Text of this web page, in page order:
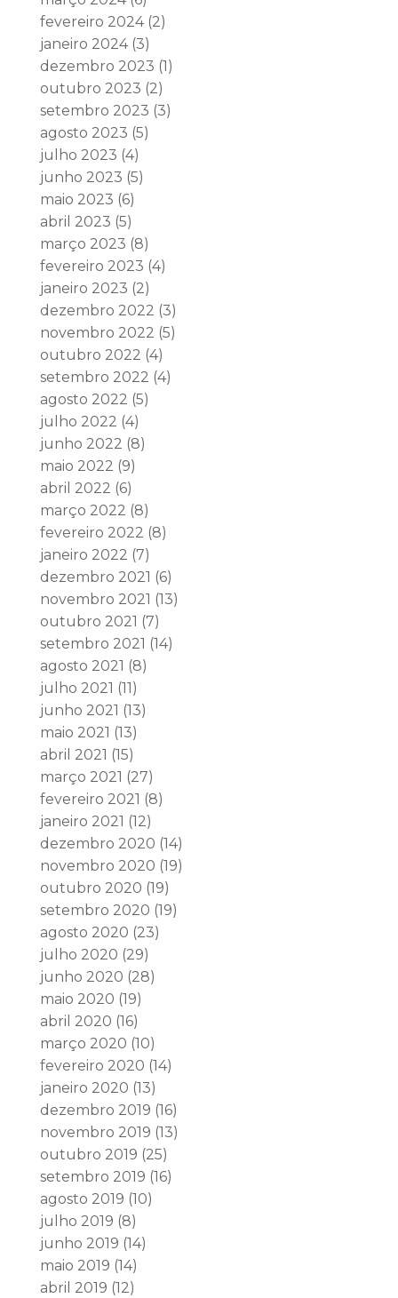
fevereiro 2024(2)
janeiro 2024(3)
dezembro 2023 (1)
outubro 2023 (2)
setembro 2023 (3)
agosto 2023 (5)
julho 2023 (4)
junho 2023 (5)
maio 2023 (6)
abril 2023 (5)
março 2023 (8)
fevereiro 2023 (4)
janeiro 2023 (2)
dezembro 2022 (3)
novembro 2022 (5)
outubro 2022 (4)
setembro 2022 (4)
agosto 2022 (5)
julho 2022 (4)
junho 2022 (8)
maio 2022 (9)
abril 2022 (6)
março 2022 (8)
fevereiro 2022 (8)
janeiro 2022 (7)
dezembro 2021 (6)
novembro 2021 (13)
outubro 2021 (7)
setembro 2021 (14)
agosto 2021 (8)
julho 2021 (11)
junho 2021 (13)
maio 2021 (13)
abril 2021 (15)
março 2021 (27)
fevereiro 2021 (8)
janeiro 2021 (12)
dezembro 2020 (14)
novembro 2020 (19)
outubro 2020 (19)
setembro 2020 (19)
agosto 2020 (23)
julho 2020 (29)
junho 2020 (28)
maio 2020 (19)
abril 2020 (16)
março 2020 (10)
fevereiro 2020 (14)
janeiro 2020 (13)
dezembro 2019 (16)
novembro 2019 (13)
outubro 2019 (25)
setembro 2019 (16)
agosto 2019 (10)
julho 2019 (8)
junho 2019 (14)
maio 2019 (14)
abril 2019 (12)